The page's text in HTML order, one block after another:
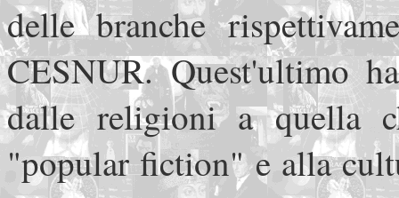
delle branche
CESNUR. Quest'ultimo
dalle religioni a quella
"popular fiction" e alla